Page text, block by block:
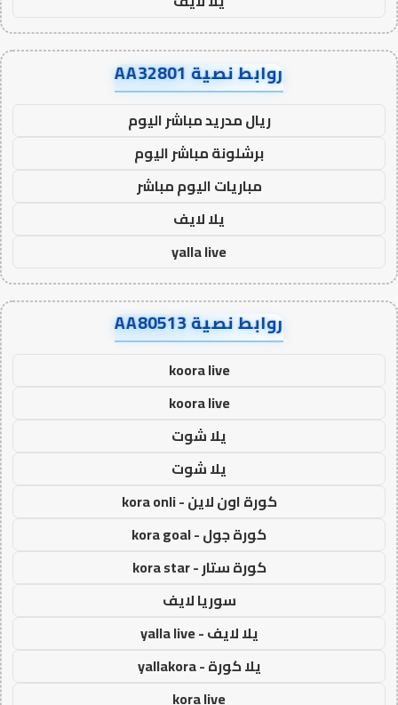
روابط نصية AA32801
ريال مدريد مباشر اليوم
برشلونة مباشر اليوم
مباريات اليوم مباشر
يلا لايف
yalla live
روابط نصية AA80513
koora live
koora live
يلا شوت
يلا شوت
كورة اون لاين - kora onli
كورة جول - kora goal
كورة ستار - kora star
سوريا لايف
يلا لايف - yalla live
يلا كورة - yallakora
kora live